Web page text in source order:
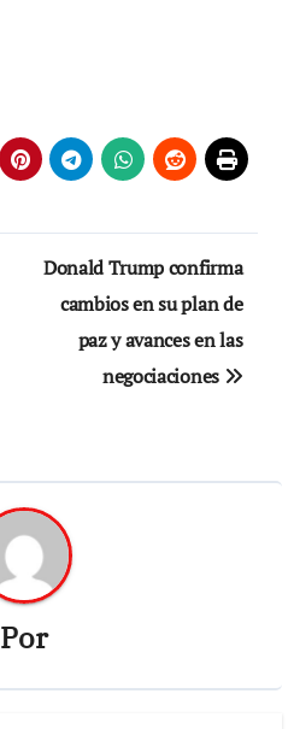
Donald Trump confirma
cambios en su plan de
paz y avances en las
negociaciones
Por